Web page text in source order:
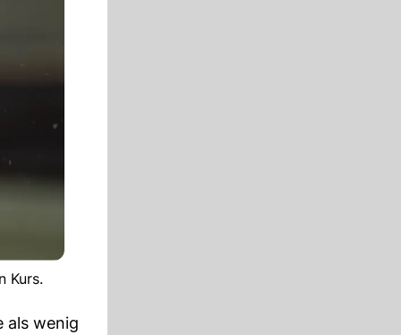
Kurs.
als wenig